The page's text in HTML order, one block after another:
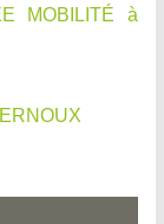
MOBILITÉ à